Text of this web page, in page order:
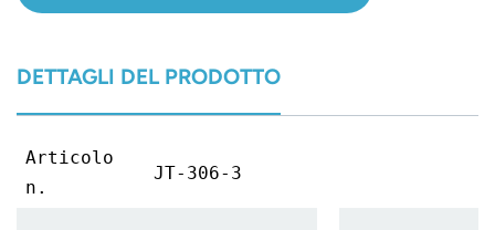
DETTAGLI DEL PRODOTTO
Articolo
n.
JT-306-3